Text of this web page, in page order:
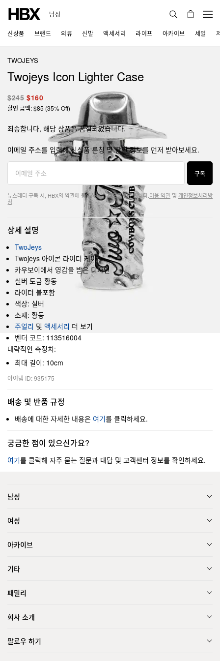
남성
신상품 브랜드 의류 신발 액세서리 라이프 아카이브 세일
TWOJEYS
Twojeys Icon Lighter Case
$245 $160
할인 금액: $85 (35% Off)
죄송합니다, 해당 상품은 품절되었습니다.
이메일 주소를 입력해 신상품 론칭 및 할인 정보를 먼저 받아보세요.
구독
뉴스레터 구독 시, HBX의 약관에 동의하시는 것으로 간주됩니다. 이용 약관 및 개인정보처리방
침
상세 설명
TwoJeys
Twojeys 아이콘 라이터 케이스
카우보이에서 영감을 받은 디자인
실버 도금 황동
라이터 불포함
색상: 실버
소재: 황동
주얼리 및 액세서리 더 보기
벤더 코드: 113516004
대략적인 측정치:
최대 길이: 10cm
아이템 ID: 935175
배송 및 반품 규정
배송에 대한 자세한 내용은 여기를 클릭하세요.
궁금한 점이 있으신가요?
여기를 클릭해 자주 묻는 질문과 대답 및 고객센터 정보를 확인하세요.
남성
여성
아카이브
기타
패밀리
회사 소개
팔로우 하기